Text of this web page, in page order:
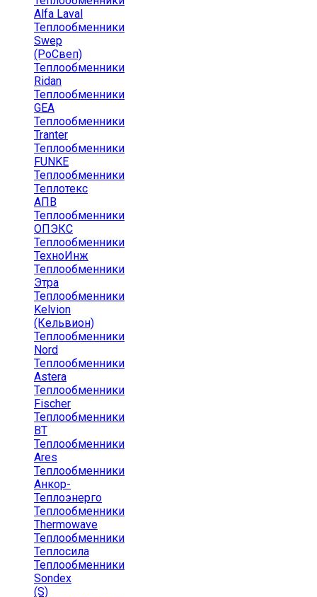
Alfa Laval
Теплообменники
Swep
(РоСвеп)
Теплообменники
Ridan
Теплообменники
GEA
Теплообменники
Tranter
Теплообменники
FUNKE
Теплообменники
Теплотекс
АПВ
Теплообменники
ОПЭКС
Теплообменники
ТехноИнж
Теплообменники
Этра
Теплообменники
Kelvion
(Кельвион)
Теплообменники
Nord
Теплообменники
Astera
Теплообменники
Fischer
Теплообменники
ВТ
Теплообменники
Ares
Теплообменники
Анкор-
Теплоэнерго
Теплообменники
Thermowave
Теплообменники
Теплосила
Теплообменники
Sondex
(S)